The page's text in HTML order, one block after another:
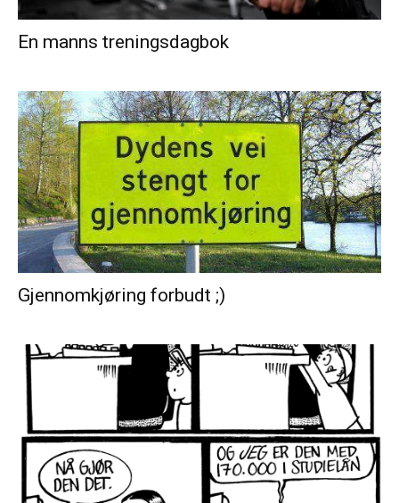
En manns treningsdagbok
Gjennomkjøring forbudt ;)